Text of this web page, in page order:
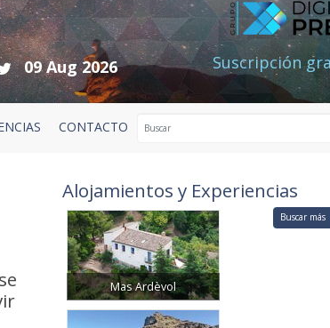
09 Aug 2026 Suscripción
CONTACTO
Alojamientos y Experiencias
Mas Ardèvol
Buscar más